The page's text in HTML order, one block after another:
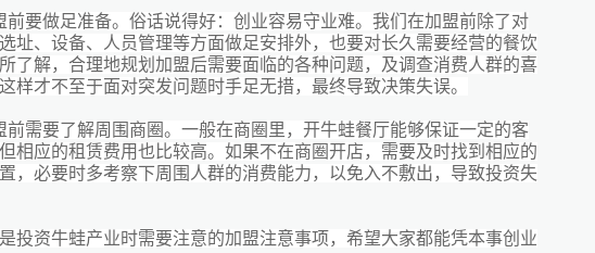
前要做足准备。俗话说得好：创业容易守业难。我们在加盟前除了对
址、设备、人员管理等方面做足安排外，也要对长久需要经营的餐饮
了解，合理地规划加盟后需要面临的各种问题，及调查消费人群的喜
样才不至于面对突发问题时手足无措，最终导致决策失误。
前需要了解周围商圈。一般在商圈里，开牛蛙餐厅能够保证一定的客
相应的租赁费用也比较高。如果不在商圈开店，需要及时找到相应的
，必要时多考察下周围人群的消费能力，以免入不敷出，导致投资失
投资牛蛙产业时需要注意的加盟注意事项，希望大家都能凭本事创业